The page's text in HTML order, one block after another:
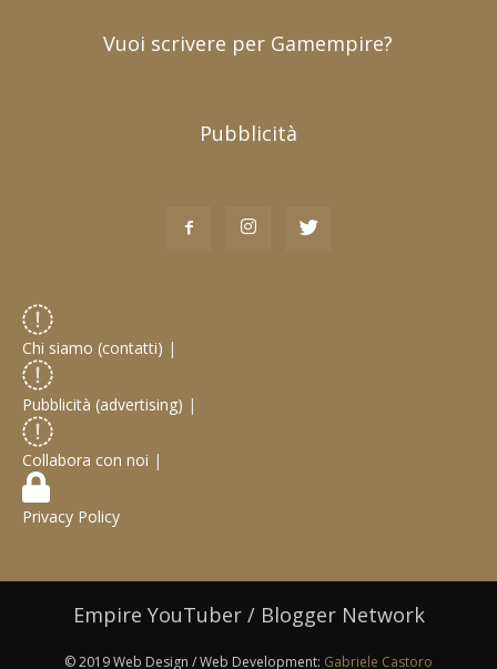
Vuoi scrivere per Gamempire?
Pubblicità
Chi siamo (contatti) |
Pubblicità (advertising) |
Collabora con noi |
Privacy Policy
Empire YouTuber / Blogger Network
© 2019 Web Design / Web Development: Gabriele Castoro